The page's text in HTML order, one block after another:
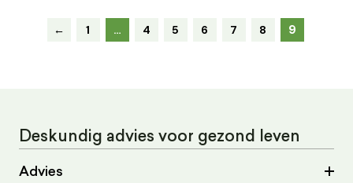
← 1 … 4 5 6 7 8 9
Deskundig advies voor gezond leven
Advies